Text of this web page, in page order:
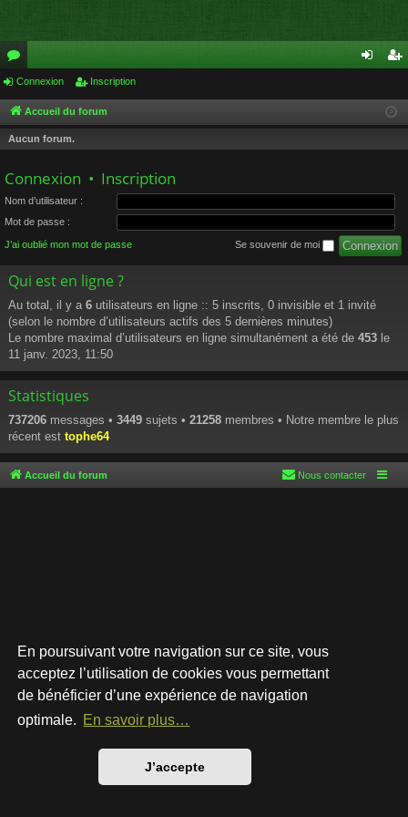
En poursuivant votre navigation sur ce site, vous
acceptez l’utilisation de cookies vous permettant
de bénéficier d’une expérience de navigation
optimale. En savoir plus…
J’accepte
or
u
m
cri
Connexion Inscription
Accueil du forum
Aucun forum.
Connexion • Inscription
Nom d’utilisateur :
Mot de passe :
J’ai oublié mon mot de passe Se souvenir de moi
Qui est en ligne ?
Au total, il y a 6 utilisateurs en ligne :: 5 inscrits, 0 invisible et 1 invité
(selon le nombre d’utilisateurs actifs des 5 dernières minutes)
Le nombre maximal d’utilisateurs en ligne simultanément a été de 453 le
11 janv. 2023, 11:50
Statistiques
737206 messages • 3449 sujets • 21258 membres • Notre membre le plus
récent est tophe64
Accueil du forum Nous contacter
Développé parphpBB® Forum Software © phpBB Limited
Style par
Traduction française officielle